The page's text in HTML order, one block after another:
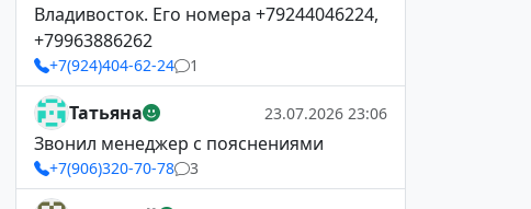
Владивосток. Его номера +79244046224,
+79963886262
+7(924)404-62-24 1
Татьяна 23.07.2026 23:06
Звонил менеджер с пояснениями
+7(906)320-70-78 3